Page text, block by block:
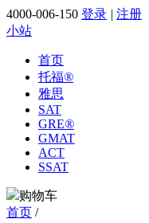
4000-006-150 登录 | 注册
小站
首页
托福®
雅思
SAT
GRE®
GMAT
ACT
SSAT
购物车
首页 /